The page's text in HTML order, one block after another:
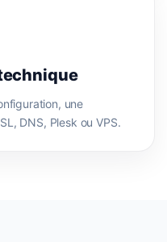
une
DNS, Plesk ou VPS.